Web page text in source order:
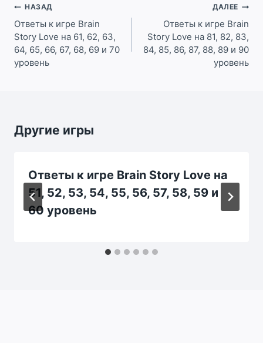
Навигация
по
записям
НАЗАД
Ответы к игре Brain
Story Love на 61, 62, 63,
64, 65, 66, 67, 68, 69 и 70
уровень
ДАЛЕЕ
Ответы к игре Brain
Story Love на 81, 82, 83,
84, 85, 86, 87, 88, 89 и 90
уровень
Другие игры
Ответы к игре Brain Story Love на
51, 52, 53, 54, 55, 56, 57, 58, 59 и
60 уровень